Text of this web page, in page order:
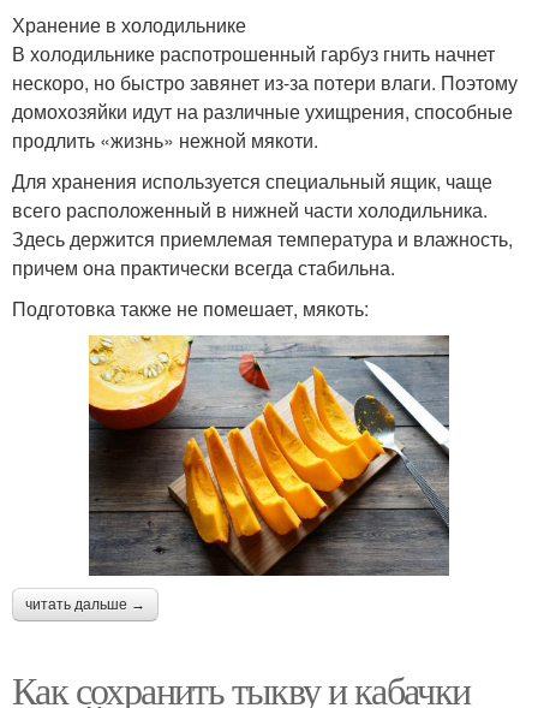
Хранение в холодильнике
В холодильнике распотрошенный гарбуз гнить начнет
нескоро, но быстро завянет из-за потери влаги. Поэтому
домохозяйки идут на различные ухищрения, способные
продлить «жизнь» нежной мякоти.
Для хранения используется специальный ящик, чаще
всего расположенный в нижней части холодильника.
Здесь держится приемлемая температура и влажность,
причем она практически всегда стабильна.
Подготовка также не помешает, мякоть:
читать дальше →
Как сохранить тыкву и кабачки